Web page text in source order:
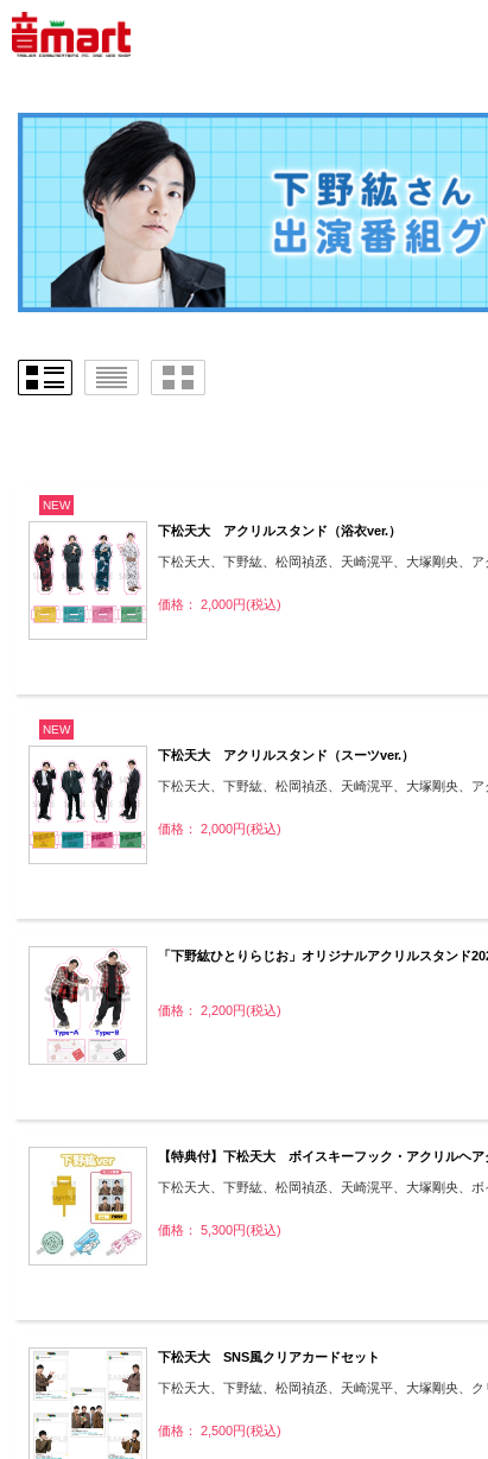
NEW
下松天大 アクリルスタンド（浴衣ver.）
下松天大、下野紘、松岡禎丞、天崎滉平、大塚剛央、
価格： 2,000円(税込)
NEW
下松天大 アクリルスタンド（スーツver.）
下松天大、下野紘、松岡禎丞、天崎滉平、大塚剛央、
価格： 2,000円(税込)
「下野紘ひとりらじお」オリジナルアクリルスタンド
価格： 2,200円(税込)
【特典付】下松天大 ボイスキーフック・アクリルヘア
下松天大、下野紘、松岡禎丞、天崎滉平、大塚剛央、
価格： 5,300円(税込)
下松天大 SNS風クリアカードセット
下松天大、下野紘、松岡禎丞、天崎滉平、大塚剛央、ク
価格： 2,500円(税込)